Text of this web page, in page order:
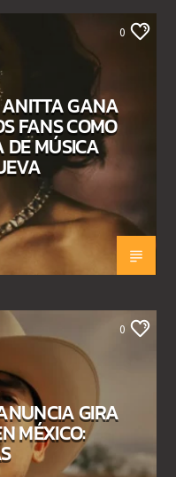
0
ANITTA GANA
FANS COMO
DE MÚSICA
0
GIRA
MÉXICO: